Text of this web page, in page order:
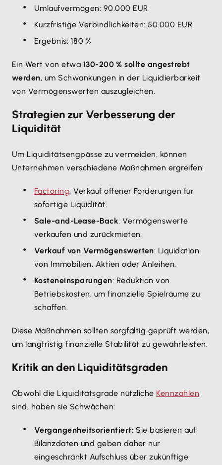
Umlaufvermögen: 90.000 EUR
Kurzfristige Verbindlichkeiten: 50.000 EUR
Ergebnis: 180 %
Ein Wert von etwa 130-200 % sollte angestrebt
werden, um Schwankungen in der Liquidierbarkeit
von Vermögenswerten auszugleichen.
Strategien zur Verbesserung der
Liquidität
Um Liquiditätsengpässe zu vermeiden, können
Unternehmen verschiedene Maßnahmen ergreifen:
Factoring: Verkauf offener Forderungen für
sofortige Liquidität.
Sale-and-Lease-Back: Vermögenswerte
verkaufen und zurückmieten.
Verkauf von Vermögenswerten: Liquidation
von Immobilien, Aktien oder Anleihen.
Kosteneinsparungen: Reduktion von
Betriebskosten, um finanzielle Spielräume zu
schaffen.
Diese Maßnahmen sollten sorgfältig geprüft werden,
um langfristig finanzielle Stabilität zu gewährleisten.
Kritik an den Liquiditätsgraden
Obwohl die Liquiditätsgrade nützliche Kennzahlen
sind, haben sie Schwächen:
Vergangenheitsorientiert: Sie basieren auf
Bilanzdaten und geben daher nur
eingeschränkt Aufschluss über zukünftige